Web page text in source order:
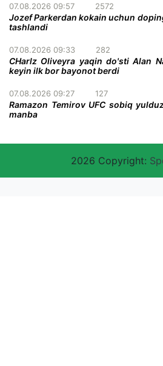
07.08.2026 09:57 2572
Jozef Parkerdan kokain uchun
tashlandi
07.08.2026 09:33 282
CHarlz Oliveyra yaqin do'sti Alan
keyin ilk bor bayonot berdi
07.08.2026 09:27 127
Ramazon Temirov UFC sobiq
manba
2026 Copyright: